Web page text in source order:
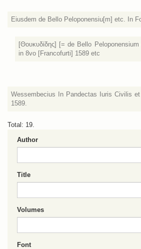
Eiusdem de Bello Peloponensiu[m] etc. In
[Θουκυδίδης] [= de Bello
in 8vo [Francofurti] 1589 etc
Wessembecius In Pandectas Iuris Civilis
1589.
Total: 19.
Author
Title
Volumes
Font